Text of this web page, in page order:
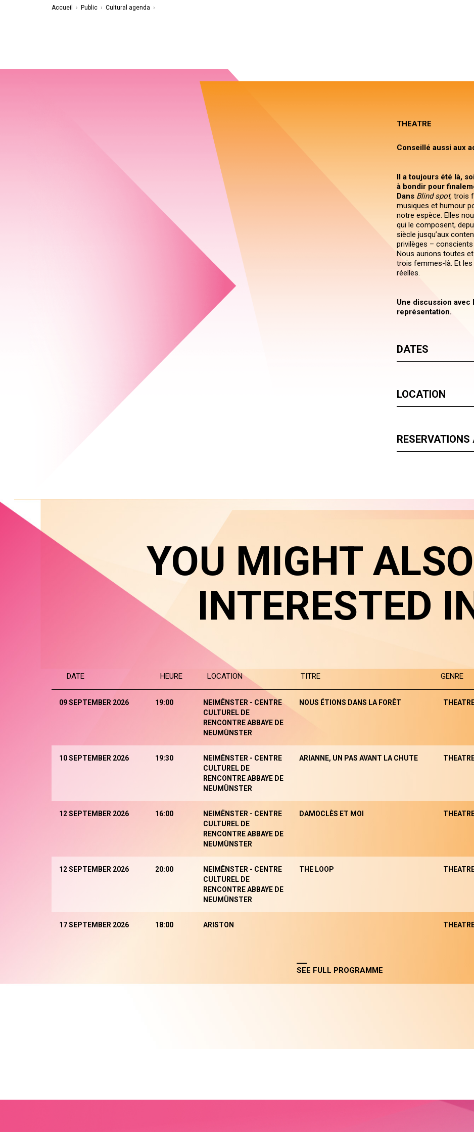
Accueil › Public › Cultural agenda ›
THEATRE
Conseillé aussi aux
Il a toujours été là,
à bondir pour
Dans Blind spot, trois
musiques et humour
notre espèce. Elles
qui le composent,
siècle jusqu’aux
privilèges –
Nous aurions toutes
trois femmes-là. Et les
réelles.
Une discussion avec
représentation.
DATES
LOCATION
YOU MIGHT
INTERESTED
DATE HEURE LOCATION TITRE GENRE
09 SEPTEMBER 2026 19:00
NEIMËNSTER - CENTRE
CULTUREL DE
RENCONTRE ABBAYE DE
NEUMÜNSTER
NOUS ÉTIONS DANS LA FORÊT
10 SEPTEMBER 2026 19:30
NEIMËNSTER - CENTRE
CULTUREL DE
RENCONTRE ABBAYE DE
NEUMÜNSTER
ARIANNE, UN PAS AVANT LA CHUTE
12 SEPTEMBER 2026 16:00
NEIMËNSTER - CENTRE
CULTUREL DE
RENCONTRE ABBAYE DE
NEUMÜNSTER
DAMOCLÈS ET MOI
12 SEPTEMBER 2026 20:00
NEIMËNSTER - CENTRE
CULTUREL DE
RENCONTRE ABBAYE DE
NEUMÜNSTER
THE LOOP
17 SEPTEMBER 2026 18:00 ARISTON
SEE FULL PROGRAMME